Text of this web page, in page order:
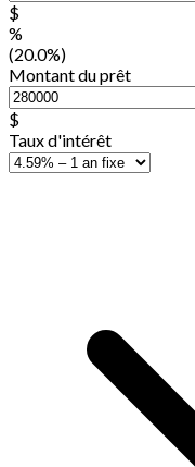
$
%
(20.0%)
Montant du prêt
$
Taux d'intérêt